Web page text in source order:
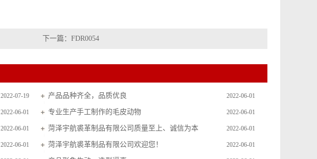
下一篇： FDR0054
2022-07-19 2022-06-01
产品品种齐全，品质优良
2022-06-01 2022-06-01
专业生产手工制作的毛皮动物
2022-06-01 2022-06-01
菏泽宇航裘革制品有限公司质量至上、诚信为本
2022-06-01 2022-06-01
菏泽宇航裘革制品有限公司欢迎您！